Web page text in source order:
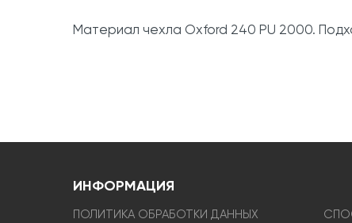
Материал чехла Oxford 240 PU 2000.
ИНФОРМАЦИЯ
ПОЛИТИКА ОБРАБОТКИ ДАННЫХ